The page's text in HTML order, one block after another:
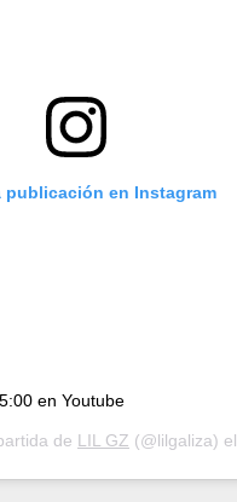
publicación en Instagram
en Youtube
de LIL GZ (@lilgaliza) el